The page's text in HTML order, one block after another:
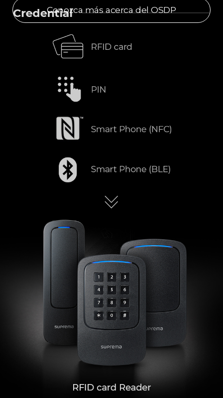
Conozca más acerca del OSDP